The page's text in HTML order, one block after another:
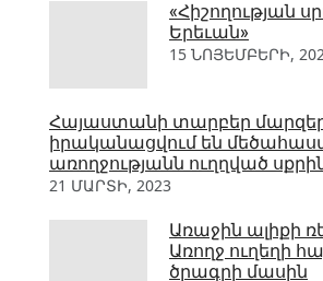
«Հիշողության
Երեւան»
15 ՆՈՅԵՄԲԵՐԻ,
Հայաստանի տարբեր
իրականացվում են
առողջությանն ուղղված
21 ՄԱՐՏԻ, 2023
Առաջին ալիքի
Առողջ ուղեղի
ծրագրի մասին